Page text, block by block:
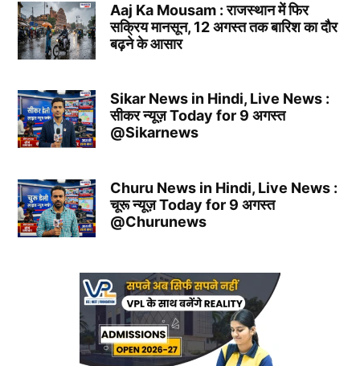
Aaj Ka Mousam : राजस्थान में फिर
सक्रिय मानसून, 12 अगस्त तक बारिश का दौर
बढ़ने के आसार
Sikar News in Hindi, Live News :
सीकर न्यूज़ Today for 9 अगस्त
@Sikarnews
Churu News in Hindi, Live News :
चूरू न्यूज़ Today for 9 अगस्त
@Churunews